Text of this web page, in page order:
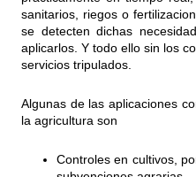
sanitarios, riegos o
se detecten dichas
aplicarlos. Y todo ello sin los
servicios tripulados.
Algunas de las aplicaciones
la agricultura son
Controles en cultivos,